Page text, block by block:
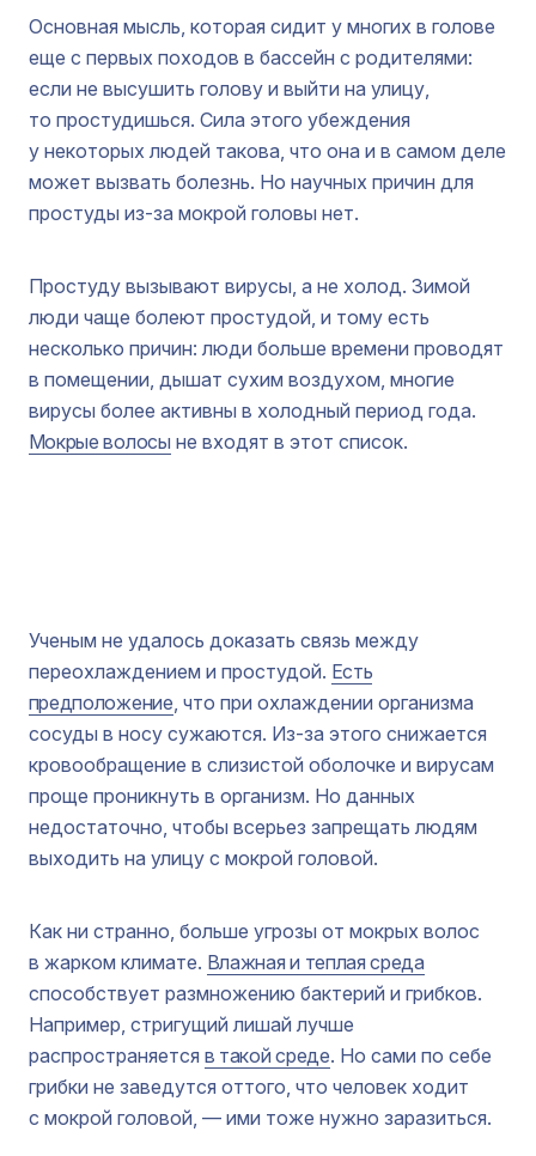
Основная мысль, которая сидит у многих в голове
еще с первых походов в бассейн с родителями:
если не высушить голову и выйти на улицу,
то простудишься. Сила этого убеждения
у некоторых людей такова, что она и в самом деле
может вызвать болезнь. Но научных причин для
простуды из-за мокрой головы нет.
Простуду вызывают вирусы, а не холод. Зимой
люди чаще болеют простудой, и тому есть
несколько причин: люди больше времени проводят
в помещении, дышат сухим воздухом, многие
вирусы более активны в холодный период года.
Мокрые волосы не входят в этот список.
Ученым не удалось доказать связь между
переохлаждением и простудой. Есть
предположение, что при охлаждении организма
сосуды в носу сужаются. Из-за этого снижается
кровообращение в слизистой оболочке и вирусам
проще проникнуть в организм. Но данных
недостаточно, чтобы всерьез запрещать людям
выходить на улицу с мокрой головой.
Как ни странно, больше угрозы от мокрых волос
в жарком климате. Влажная и теплая среда
способствует размножению бактерий и грибков.
Например, стригущий лишай лучше
распространяется в такой среде. Но сами по себе
грибки не заведутся оттого, что человек ходит
с мокрой головой, — ими тоже нужно заразиться.